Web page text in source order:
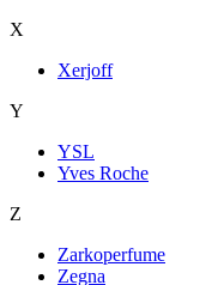
X
Xerjoff
Y
YSL
Yves Roche
Z
Zarkoperfume
Zegna